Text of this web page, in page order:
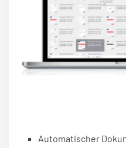
Automatischer